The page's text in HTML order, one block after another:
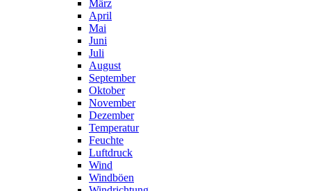
März
April
Mai
Juni
Juli
August
September
Oktober
November
Dezember
Temperatur
Feuchte
Luftdruck
Wind
Windböen